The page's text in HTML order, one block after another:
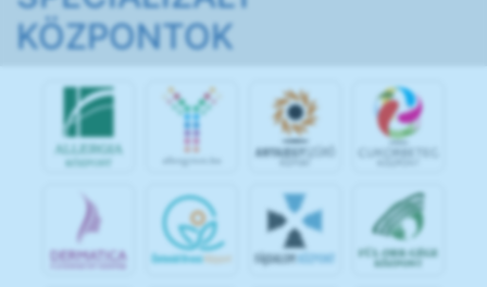
KÖZPONTOK